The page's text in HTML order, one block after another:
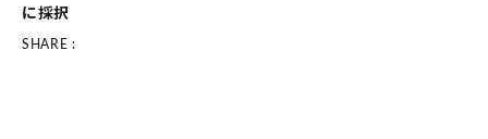
に採択
SHARE :